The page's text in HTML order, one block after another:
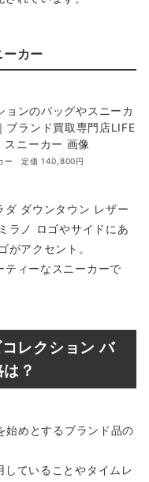
カー
ー 定価 140,800円
ダ ダウンタウン レザー
ラノ ロゴやサイドにあ
がアクセント。
ティーなスニーカーで
レクション バ
？
始めとするブランド品の
ていることやタイムレ